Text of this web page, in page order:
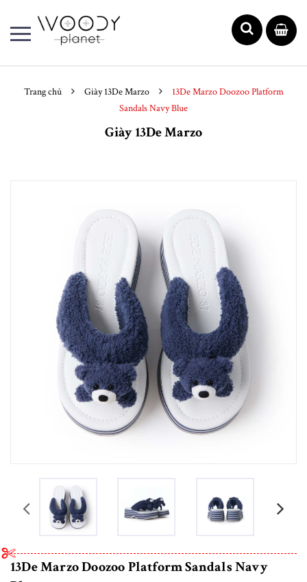
Trang chủ Giày 13De Marzo
13De Marzo Doozoo Platform
Sandals Navy Blue
Giày 13De Marzo
prev
13De Marzo Doozoo Platform Sandals Navy